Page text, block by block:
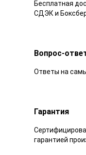
Бесплатная
СДЭК и
Вопрос-
Ответы на
Гарантия
гарантией